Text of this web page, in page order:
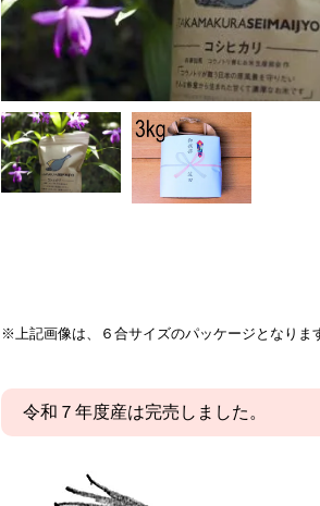
※上記画像は、６合サイズのパッケージとなりま
令和７年度産は完売しました。